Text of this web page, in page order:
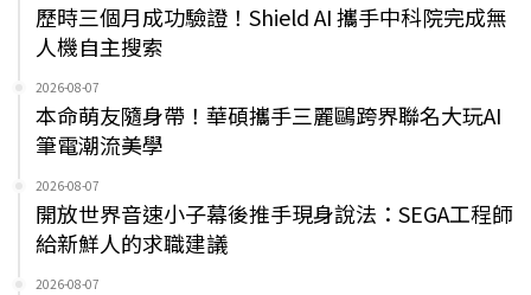
歷時三個月成功驗證！Shield AI 攜手中科院完成無
人機自主搜索
2026-08-07
本命萌友隨身帶！華碩攜手三麗鷗跨界聯名大玩AI
筆電潮流美學
2026-08-07
開放世界音速小子幕後推手現身說法：SEGA工程師
給新鮮人的求職建議
2026-08-07